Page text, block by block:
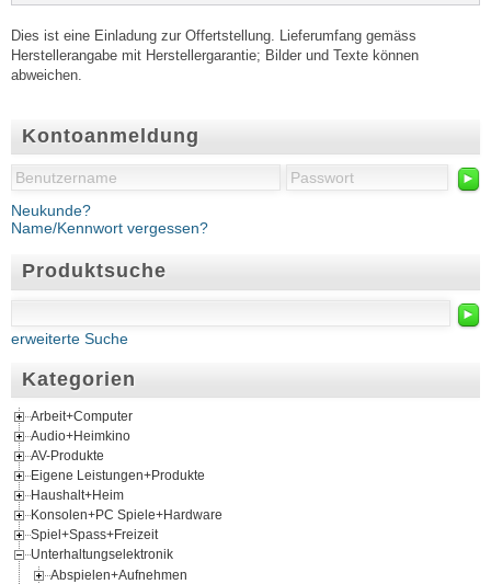
Kontoanmeldung
►
Neukunde?
Name/Kennwort vergessen?
Produktsuche
►
erweiterte Suche
Kategorien
Arbeit+Computer
Audio+Heimkino
AV-Produkte
Eigene Leistungen+Produkte
Haushalt+Heim
Konsolen+PC Spiele+Hardware
Spiel+Spass+Freizeit
Unterhaltungselektronik
Abspielen+Aufnehmen
Dies ist eine Einladung zur Offertstellung. Lieferumfang gemäss
Herstellerangabe mit Herstellergarantie; Bilder und Texte können
abweichen.